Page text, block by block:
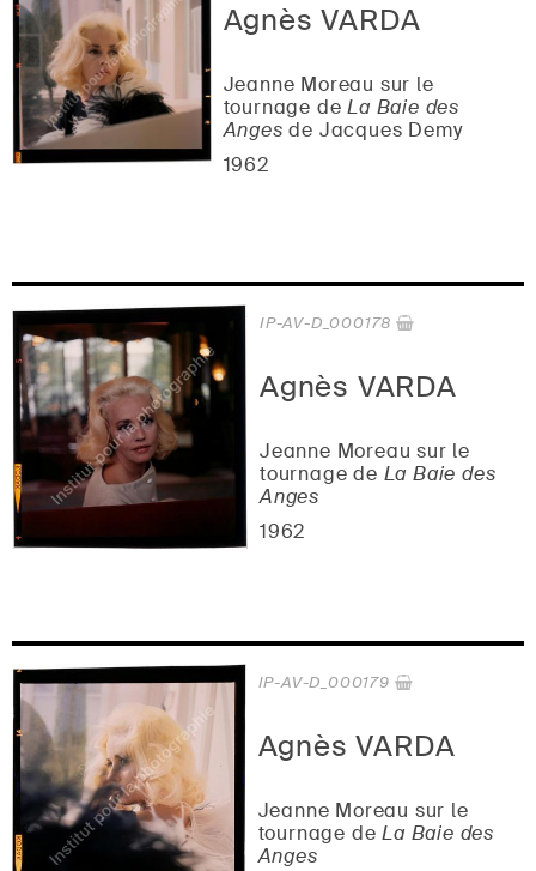
Agnès VARDA
Jeanne Moreau sur le
tournage deLa Baie des
Angesde Jacques Demy
1962
Agnès VARDA
Jeanne Moreau sur le
tournage de La Baie des
Anges
1962
IP-AV-D_000178
Agnès VARDA
Jeanne Moreau sur le
tournage deLa Baie des
Anges
IP-AV-D_000179